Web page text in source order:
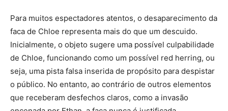
Para muitos espectadores atentos, o desaparecimento da
faca de Chloe representa mais do que um descuido.
Inicialmente, o objeto sugere uma possível culpabilidade
de Chloe, funcionando como um possível red herring, ou
seja, uma pista falsa inserida de propósito para despistar
o público. No entanto, ao contrário de outros elementos
que receberam desfechos claros, como a invasão